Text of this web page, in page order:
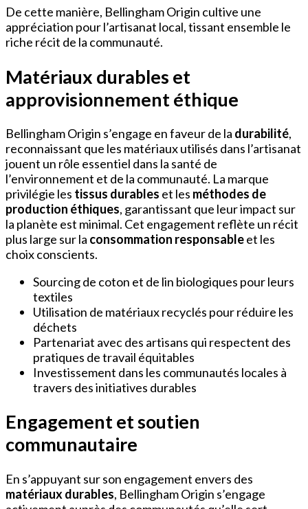
De cette manière, Bellingham Origin cultive une
appréciation pour l’artisanat local, tissant ensemble le
riche récit de la communauté.
Matériaux durables et
approvisionnement éthique
Bellingham Origin s’engage en faveur de la durabilité,
reconnaissant que les matériaux utilisés dans l’artisanat
jouent un rôle essentiel dans la santé de
l’environnement et de la communauté. La marque
privilégie les tissus durables et les méthodes de
production éthiques, garantissant que leur impact sur
la planète est minimal. Cet engagement reflète un récit
plus large sur la consommation responsableet les
choix conscients.
Sourcing de coton et de lin biologiques pour leurs
textiles
Utilisation de matériaux recyclés pour réduire les
déchets
Partenariat avec des artisans qui respectent des
pratiques de travail équitables
Investissement dans les communautés locales à
travers des initiatives durables
Engagement et soutien
communautaire
En s’appuyant sur son engagement envers des
matériaux durables, Bellingham Origin s’engage